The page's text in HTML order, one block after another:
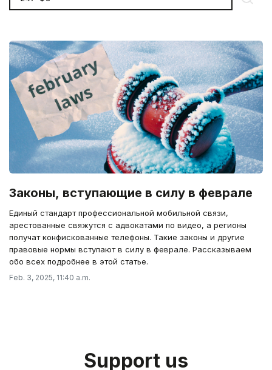
Законы, вступающие в силу в феврале
Единый стандарт профессиональной мобильной связи,
арестованные свяжутся с адвокатами по видео, а регионы
получат конфискованные телефоны. Такие законы и другие
правовые нормы вступают в силу в феврале. Рассказываем
обо всех подробнее в этой статье.
Feb. 3, 2025, 11:40 a.m.
Support us